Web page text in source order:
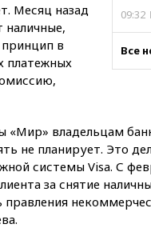
09:32
09:16
в
08:54
Все
Месяц назад
наличные,
в
платежных
«Мир» владельцам
не планирует. Это
системы Visa. С
за снятие